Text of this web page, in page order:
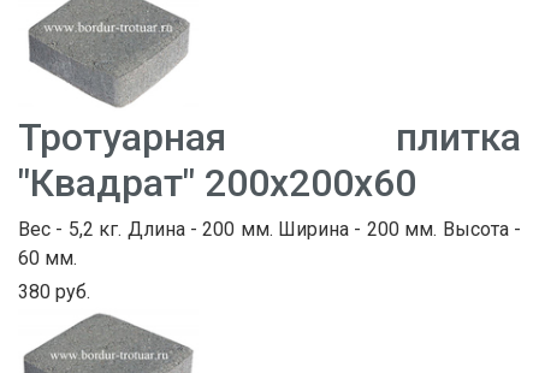
Тротуарная плитка
"Квадрат" 200х200х60
Вес - 5,2 кг. Длина - 200 мм. Ширина - 200 мм. Высота -
60 мм.
380 руб.